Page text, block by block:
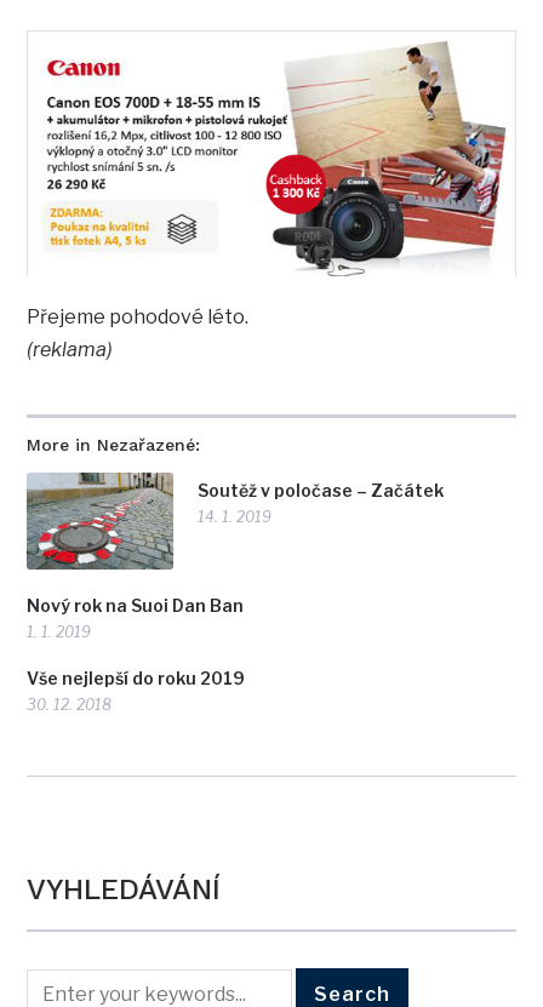
More in Nezařazené:
Soutěž v poločase – Začátek
14. 1. 2019
Nový rok na Suoi Dan Ban
1. 1. 2019
Vše nejlepší do roku 2019
30. 12. 2018
Přejeme pohodové léto.
(reklama)
VYHLEDÁVÁNÍ